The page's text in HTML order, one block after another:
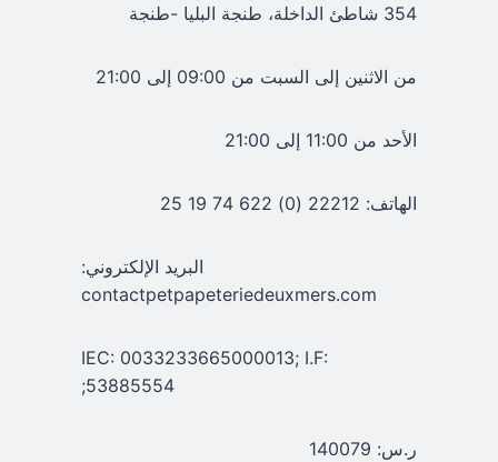
354 شاطئ الداخلة، طنجة البليا -طنجة
من الاثنين إلى السبت من 09:00 إلى 21:00
الأحد من 11:00 إلى 21:00
الهاتف: 22212 (0) 622 74 19 25
البريد الإلكتروني:
contactpetpapeteriedeuxmers.com
IEC: 0033233665000013; I.F:
53885554;
ر.س: 140079